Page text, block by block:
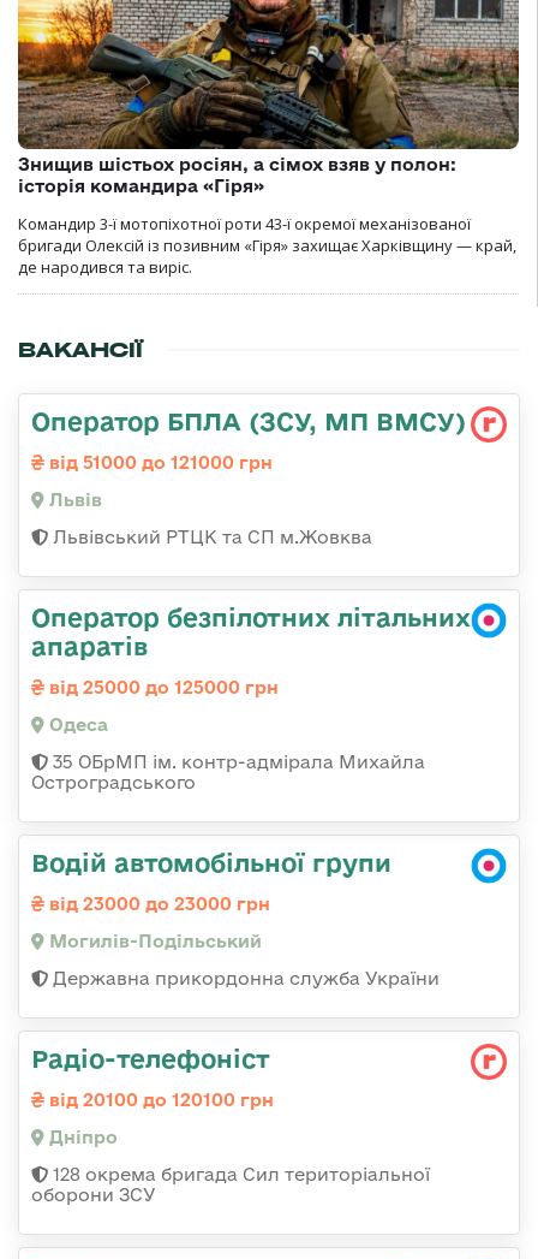
Знищив шістьох росіян, а сімох взяв у полон:
історія командира «Гіря»
Командир 3-ї мотопіхотної роти 43-ї окремої механізованої
бригади Олексій із позивним «Гіря» захищає Харківщину — край,
де народився та виріс.
ВАКАНСІЇ
Оператор БПЛА (ЗСУ, МП ВМСУ)
від 51000 до 121000 грн
Львів
Львівський РТЦК та СП м.Жовква
Оператор безпілотних літальних
апаратів
від 25000 до 125000 грн
Одеса
35 ОБрМП ім. контр-адмірала Михайла
Остроградського
Водій автомобільної групи
від 23000 до 23000 грн
Могилів-Подільський
Державна прикордонна служба України
Радіо-телефоніст
від 20100 до 120100 грн
Дніпро
128 окрема бригада Сил територіальної
оборони ЗСУ